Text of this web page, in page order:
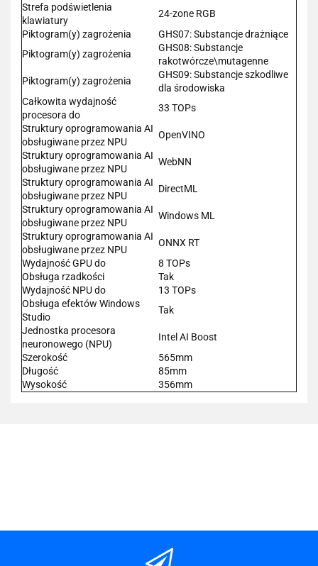
Strefa podświetlenia
klawiatury
24-zone RGB
Piktogram(y) zagrożenia
GHS07: Substancje drażniące
Piktogram(y) zagrożenia
GHS08: Substancje
rakotwórcze\mutagenne
Piktogram(y) zagrożenia
GHS09: Substancje szkodliwe
dla środowiska
Całkowita wydajność
procesora do
33 TOPs
Struktury oprogramowania AI
obsługiwane przez NPU
OpenVINO
Struktury oprogramowania AI
obsługiwane przez NPU
WebNN
Struktury oprogramowania AI
obsługiwane przez NPU
DirectML
Struktury oprogramowania AI
obsługiwane przez NPU
Windows ML
Struktury oprogramowania AI
obsługiwane przez NPU
ONNX RT
Wydajność GPU do
8 TOPs
Obsługa rzadkości
Tak
Wydajność NPU do
13 TOPs
Obsługa efektów Windows
Studio
Tak
Jednostka procesora
neuronowego (NPU)
Intel AI Boost
Szerokość
565mm
Długość
85mm
Wysokość
356mm